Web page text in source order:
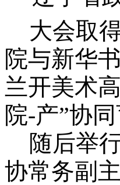
大会取
院与新华
兰开美术
院-产”协
随后举
协常务副